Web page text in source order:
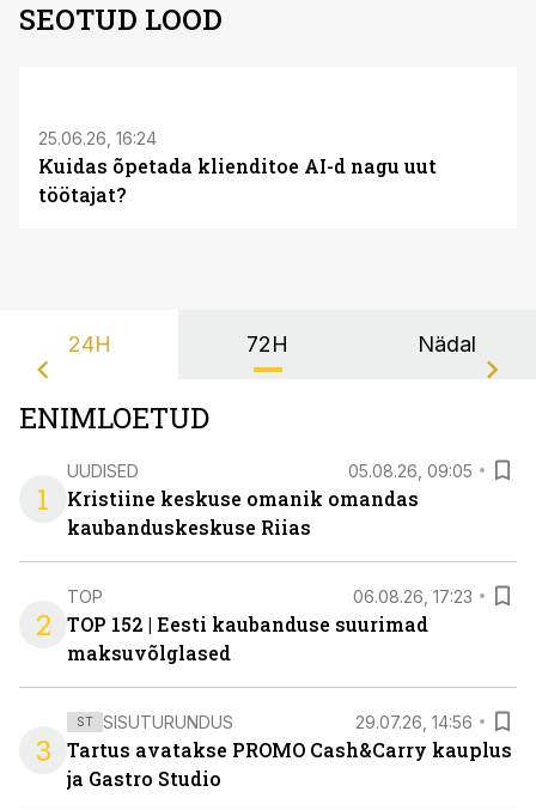
SEOTUD LOOD
25.06.26, 16:24
Kuidas õpetada klienditoe AI-d nagu uut
töötajat?
24H 72H Nädal
ENIMLOETUD
1
UUDISED 05.08.26, 09:05
Kristiine keskuse omanik omandas
kaubanduskeskuse Riias
2
TOP 06.08.26, 17:23
TOP 152 | Eesti kaubanduse suurimad
maksuvõlglased
3
ST SISUTURUNDUS 29.07.26, 14:56
Tartus avatakse PROMO Cash&Carry kauplus
ja Gastro Studio